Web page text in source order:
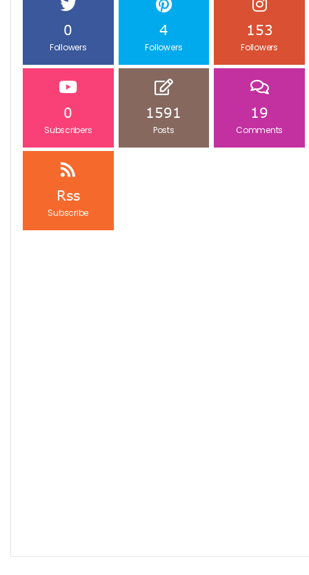
0
Followers
4
Followers
153
Followers
0
Subscribers
1591
Posts
19
Comments
Rss
Subscribe